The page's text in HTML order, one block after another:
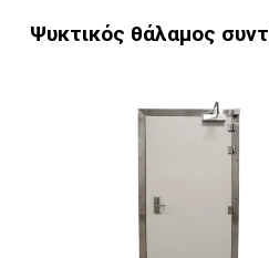
Ψυκτικός θάλαμος